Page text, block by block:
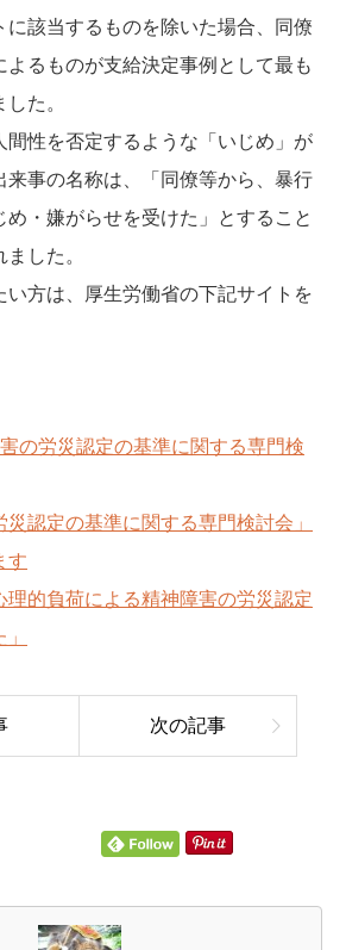
に該当するものを除いた場合、同僚
よるものが支給決定事例として最も
た。
間性を否定するような「いじめ」が
来事の名称は、「同僚等から、暴行
め・嫌がらせを受けた」とすること
した。
い方は、厚生労働省の下記サイトを
の労災認定の基準に関する専門検
災認定の基準に関する専門検討会」
す
理的負荷による精神障害の労災認定
次の記事